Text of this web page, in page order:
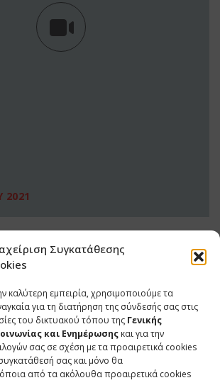
Συγκατάθεσης
καλύτερη εμπειρία, χρησιμοποιούμε τα
για τη διατήρηση της σύνδεσής σας στις
του δικτυακού τόπου της Γενικής
και Ενημέρωσης και για την
σας σε σχέση με τα προαιρετικά cookies
σας και μόνο θα
από τα ακόλουθα προαιρετικά cookies
2021